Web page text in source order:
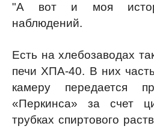
"А вот и моя
наблюдений.
Есть на хлебозаводах
печи ХПА-40. В них
камеру передается
«Перкинса» за счет
трубках спиртового